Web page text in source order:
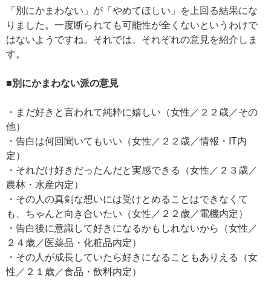
「別にかまわない」が「やめてほしい」を上回る結果にな
りました。一度断られても可能性が全くないというわけで
はないようですね。それでは、それぞれの意見を紹介しま
す。
■別にかまわない派の意見
・まだ好きと言われて純粋に嬉しい（女性／２２歳／その
他）
・告白は何回聞いてもいい（女性／２２歳／情報・IT内
定）
・それだけ好きだったんだと実感できる（女性／２３歳／
農林・水産内定）
・その人の真剣な想いには受けとめることはできなくて
も、ちゃんと向き合いたい（女性／２２歳／電機内定）
・告白後に意識して好きになるかもしれないから（女性／
２４歳／医薬品・化粧品内定）
・その人が成長していたら好きになることもありえる（女
性／２１歳／食品・飲料内定）